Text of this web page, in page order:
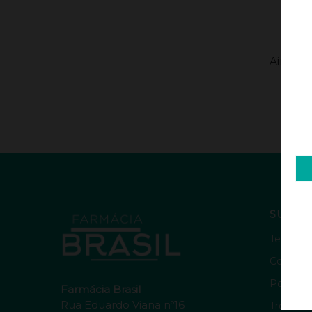
Ainda
Farmácia Brasil
Rua Eduardo Viana nº16
Termos
Como
Política
Trocas e